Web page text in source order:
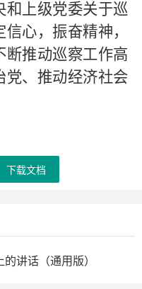
和上级党委关于巡
心，振奋精神，
断推动巡察工作高
党、推动经济社会
下载文档
讲话（通用版）